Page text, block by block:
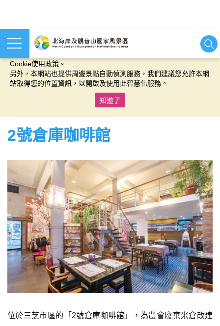
本網站使用cookies等相關技術以持續優化網站服務，並有助於為
Cookie使用政策。
另外，本網站也提供周邊景點自動偵測服務，我們建議您允許本網
站取得您的位置資訊，以開啟及使用此智慧化服務。
知道了
2號倉庫咖啡館
位於三芝市區的「2號倉庫咖啡館」，為農會廢棄米倉改建